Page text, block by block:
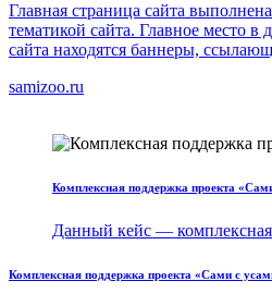
Главная страница сайта
тематикой сайта. Главное место
сайта находятся баннеры,
samizoo.ru
Комплексная поддержка проекта
Данный кейс —
Комплексная поддержка проекта «Сами с